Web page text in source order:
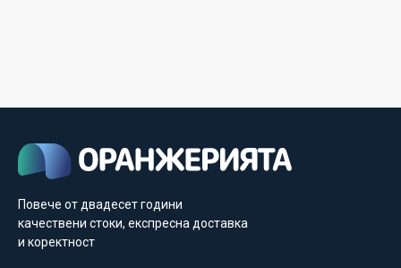
Повече от двадесет години
качествени стоки, експресна доставка
и коректност